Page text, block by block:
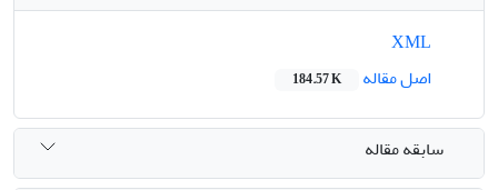
اصل مقاله
184.57 K
سابقه مقاله